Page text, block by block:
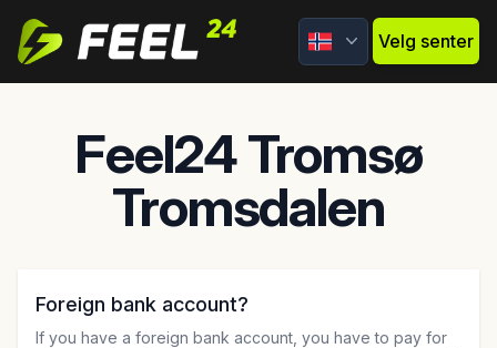
Feel24 Velg senter
Feel24 Tromsø
Tromsdalen
Foreign bank account?
If you have a foreign bank account, you have to pay for